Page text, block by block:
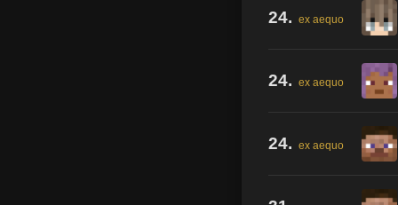
24. ex aequo
24. ex aequo
24. ex aequo